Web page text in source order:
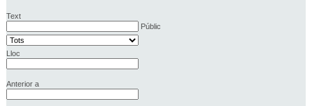
Text
Públic
Lloc
Anterior a